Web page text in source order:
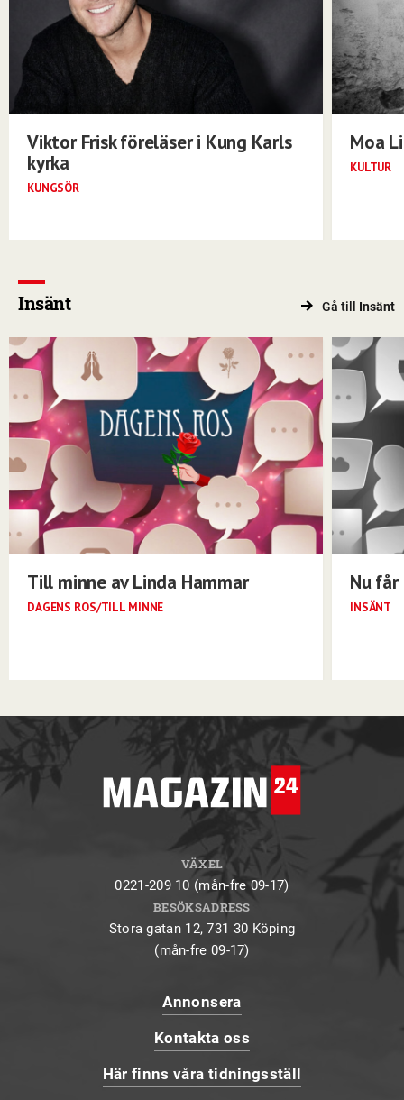
Viktor Frisk föreläser i Kung Karls
kyrka
KUNGSÖR
Moa
KULTUR
Insänt Gå till Insänt
Till minne av Linda Hammar
DAGENS ROS/TILL MINNE
Nu
INSÄNT
VÄXEL
0221-209 10 (mån-fre 09-17)
BESÖKSADRESS
Stora gatan 12, 731 30 Köping
(mån-fre 09-17)
Annonsera
Kontakta oss
Här finns våra tidningsställ